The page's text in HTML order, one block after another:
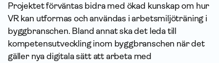
Projektet förväntas bidra med ökad kunskap om hur
VR kan utformas och användas i arbetsmiljöträning i
byggbranschen. Bland annat ska det leda till
kompetensutveckling inom byggbranschen när det
gäller nya digitala sätt att arbeta med